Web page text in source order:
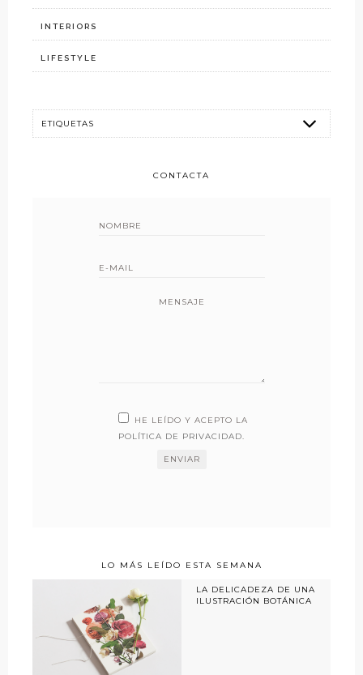
INTERIORS
LIFESTYLE
CONTACTA
MENSAJE
HE LEÍDO Y ACEPTO LA
POLÍTICA DE PRIVACIDAD.
LO MÁS LEÍDO ESTA SEMANA
LA DELICADEZA DE UNA
ILUSTRACIÓN BOTÁNICA